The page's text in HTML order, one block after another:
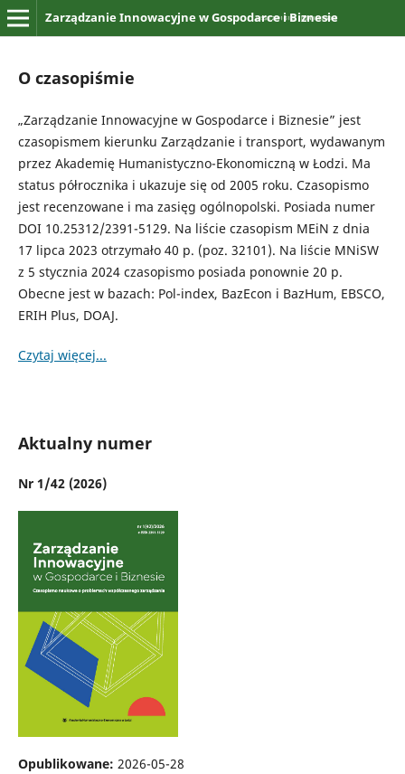
Zarządzanie Innowacyjne w Gospodarce i Biznesie
O czasopiśmie
„Zarządzanie Innowacyjne w Gospodarce i Biznesie” jest
czasopismem kierunku Zarządzanie i transport, wydawanym
przez Akademię Humanistyczno-Ekonomiczną w Łodzi. Ma
status półrocznika i ukazuje się od 2005 roku. Czasopismo
jest recenzowane i ma zasięg ogólnopolski. Posiada numer
DOI 10.25312/2391-5129. Na liście czasopism MEiN z dnia
17 lipca 2023 otrzymało 40 p. (poz. 32101). Na liście MNiSW
z 5 stycznia 2024 czasopismo posiada ponownie 20 p.
Obecne jest w bazach: Pol-index, BazEcon i BazHum, EBSCO,
ERIH Plus, DOAJ.
Czytaj więcej...
Aktualny numer
Nr 1/42 (2026)
Opublikowane: 2026-05-28